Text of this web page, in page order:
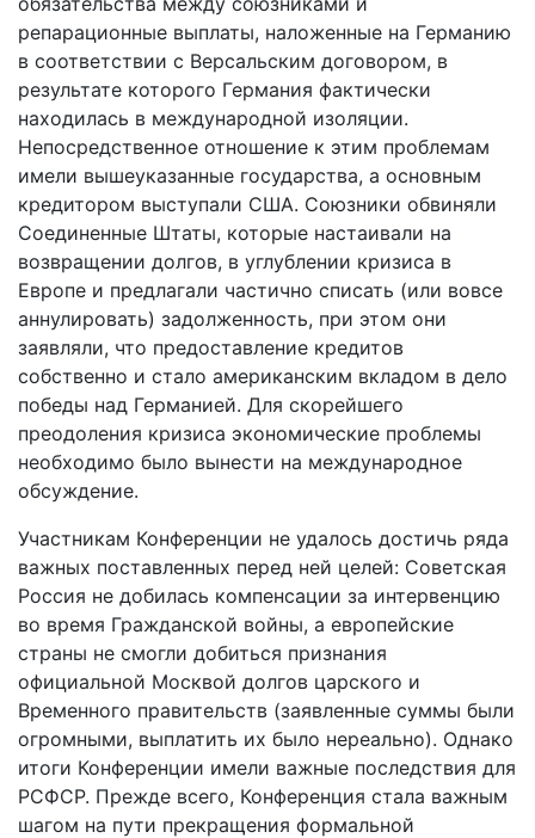
репарационные выплаты, наложенные на Германию
в соответствии с Версальским договором, в
результате которого Германия фактически
находилась в международной изоляции.
Непосредственное отношение к этим проблемам
имели вышеуказанные государства, а основным
кредитором выступали США. Союзники обвиняли
Соединенные Штаты, которые настаивали на
возвращении долгов, в углублении кризиса в
Европе и предлагали частично списать (или вовсе
аннулировать) задолженность, при этом они
заявляли, что предоставление кредитов
собственно и стало американским вкладом в дело
победы над Германией. Для скорейшего
преодоления кризиса экономические проблемы
необходимо было вынести на международное
обсуждение.
Участникам Конференции не удалось достичь ряда
важных поставленных перед ней целей: Советская
Россия не добилась компенсации за интервенцию
во время Гражданской войны, а европейские
страны не смогли добиться признания
официальной Москвой долгов царского и
Временного правительств (заявленные суммы были
огромными, выплатить их было нереально). Однако
итоги Конференции имели важные последствия для
РСФСР. Прежде всего, Конференция стала важным
шагом на пути прекращения формальной